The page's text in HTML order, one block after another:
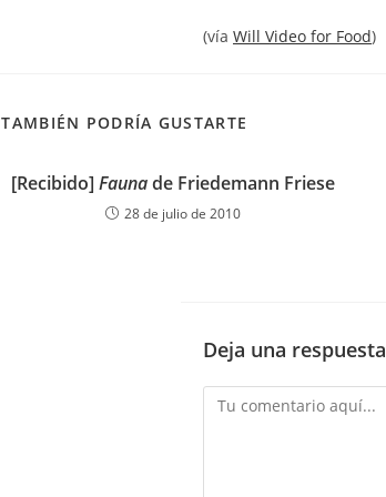
(vía Will Video for Food)
TAMBIÉN PODRÍA GUSTARTE
[Recibido] Faunade Friedemann Friese
28 de julio de 2010
Deja una respuesta
Comentario